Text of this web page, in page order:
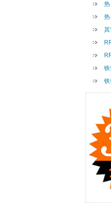
热
其